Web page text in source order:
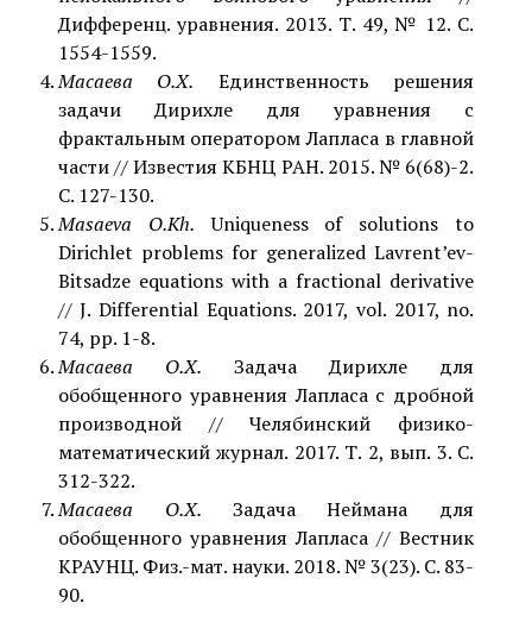
Дифференц. уравнения. 2013. Т. 49, № 12. С.
1554-1559.
Масаева О.Х. Единственность решения
задачи Дирихле для уравнения с
фрактальным оператором Лапласа в главной
части // Известия КБНЦ РАН. 2015. № 6(68)-2.
С. 127-130.
Masaeva O.Kh. Uniqueness of solutions to
Dirichlet problems for generalized Lavrent’ev-
Bitsadze equations with a fractional derivative
// J. Differential Equations. 2017, vol. 2017, no.
74, pp. 1-8.
Масаева О.Х. Задача Дирихле для
обобщенного уравнения Лапласа с дробной
производной // Челябинский физико-
математический журнал. 2017. Т. 2, вып. 3. С.
312-322.
Масаева О.Х. Задача Неймана для
обобщенного уравнения Лапласа // Вестник
КРАУНЦ. Физ.-мат. науки. 2018. № 3(23). C. 83-
90.